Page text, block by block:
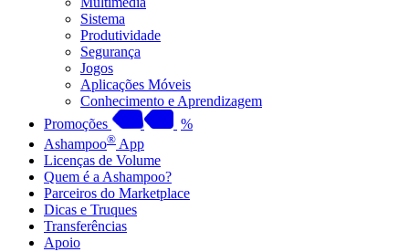
Sistema
Produtividade
Segurança
Jogos
Aplicações Móveis
Conhecimento e Aprendizagem
Promoções
%
Ashampoo® App
Licenças de Volume
Quem é a Ashampoo?
Parceiros do Marketplace
Dicas e Truques
Transferências
Apoio